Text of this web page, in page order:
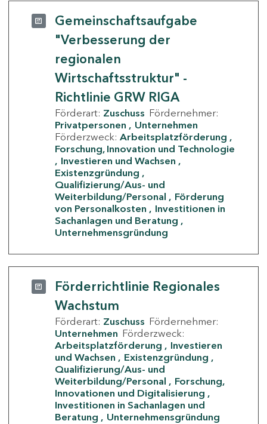
Gemeinschaftsaufgabe
"Verbesserung der
regionalen
Wirtschaftsstruktur" -
Richtlinie GRW RIGA
Förderart: Zuschuss Fördernehmer:
Privatpersonen
Unternehmen
Förderzweck: Arbeitsplatzförderung
Forschung, Innovation und Technologie
Investieren und Wachsen
Existenzgründung
Qualifizierung/Aus- und
Weiterbildung/Personal
Förderung
von Personalkosten
Investitionen in
Sachanlagen und Beratung
Unternehmensgründung
Förderrichtlinie Regionales
Wachstum
Förderart: Zuschuss Fördernehmer:
Unternehmen Förderzweck:
Arbeitsplatzförderung
Investieren
und Wachsen
Existenzgründung
Qualifizierung/Aus- und
Weiterbildung/Personal
Forschung,
Innovationen und Digitalisierung
Investitionen in Sachanlagen und
Beratung
Unternehmensgründung